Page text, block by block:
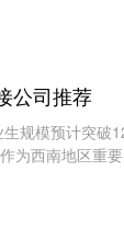
公司推荐
规模预计突破
为西南地区重